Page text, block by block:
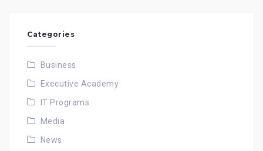
Categories
Business
Executive Academy
IT Programs
Media
News